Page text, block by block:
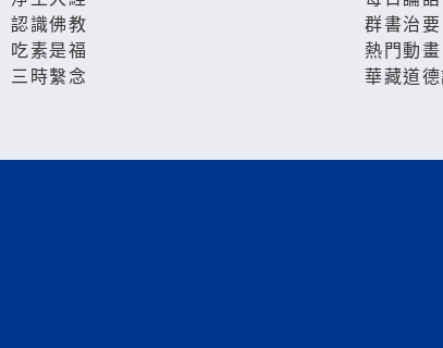
認識佛教
吃素是福
三時繫念
群書治要
熱門動畫
華藏道德